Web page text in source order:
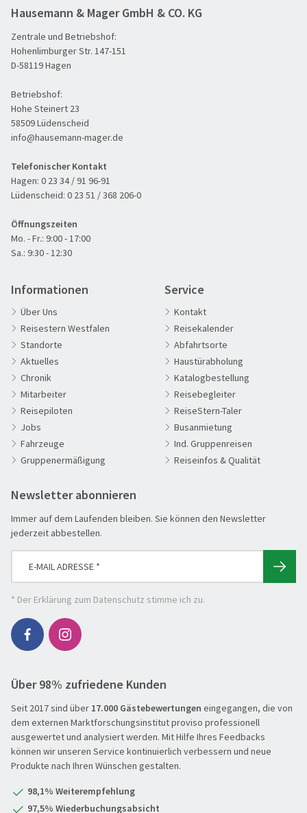
SUCHEN & BUCHEN
REISEKATEGORIE
Reisekategorie
60plus Reisen
Advents-, Weihnachts- & Silvesterreisen
Aktivreisen
Clubreisen
Deutschland erleben
Entspannen & Wohlfühlen
Erlebnisreise
Flugreisen
Flusskreuzfahrt
Genussreise
Hochseekreuzfahrt
Leserreisen
Osterreisen
PREMIUM-Bus
Schiffsreisen
REISEZIEL
Deutschland
Hausemann & Mager GmbH & CO. KG
Zentrale und Betriebshof:
Hohenlimburger Str. 147-151
D-58119 Hagen
Betriebshof:
Hohe Steinert 23
58509 Lüdenscheid
info@hausemann-mager.de
Telefonischer Kontakt
Hagen: 0 23 34 / 91 96-91
Lüdenscheid: 0 23 51 / 368 206-0
Öffnungszeiten
Mo. - Fr.: 9:00 - 17:00
Sa.: 9:30 - 12:30
Informationen
Über Uns
Reisestern Westfalen
Standorte
Aktuelles
Chronik
Mitarbeiter
Reisepiloten
Jobs
Fahrzeuge
Gruppenermäßigung
Service
Kontakt
Reisekalender
Abfahrtsorte
Haustürabholung
Katalogbestellung
Reisebegleiter
ReiseStern-Taler
Busanmietung
Ind. Gruppenreisen
Reiseinfos & Qualität
Newsletter abonnieren
Immer auf dem Laufenden bleiben. Sie können den Newsletter
jederzeit abbestellen.
* Der Erklärung zum Datenschutz stimme ich zu.
Über 98% zufriedene Kunden
Seit 2017 sind über 17.000 Gästebewertungen eingegangen, die von
dem externen Marktforschungsinstitut proviso professionell
ausgewertet und analysiert werden. Mit Hilfe Ihres Feedbacks
können wir unseren Service kontinuierlich verbessern und neue
Produkte nach Ihren Wünschen gestalten.
98,1% Weiterempfehlung
97,5% Wiederbuchungsabsicht